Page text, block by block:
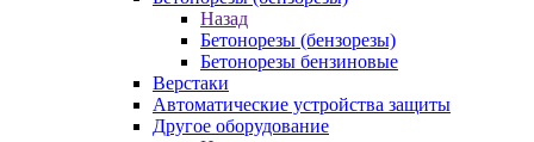
Назад
Бетонорезы (бензорезы)
Бетонорезы бензиновые
Верстаки
Автоматические устройства защиты
Другое оборудование